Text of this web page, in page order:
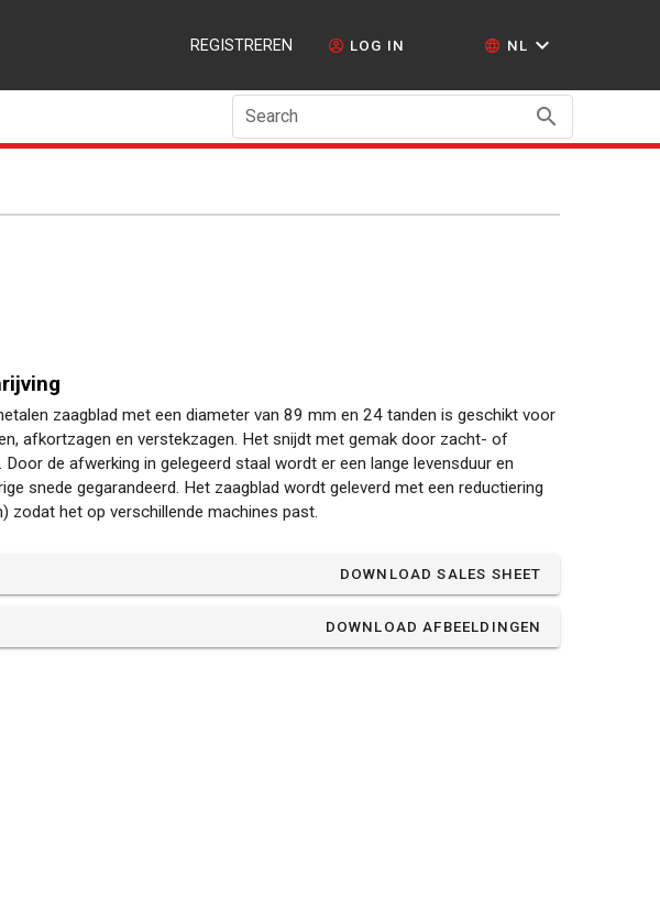
REGISTREREN LOG IN NL
Search
zaagblad met een diameter van 89 mm en 24 tanden is geschikt voor
afkortzagen en verstekzagen. Het snijdt met gemak door zacht- of
Door de afwerking in gelegeerd staal wordt er een lange levensduur en
snede gegarandeerd. Het zaagblad wordt geleverd met een reductiering
zodat het op verschillende machines past.
DOWNLOAD SALES SHEET
DOWNLOAD AFBEELDINGEN